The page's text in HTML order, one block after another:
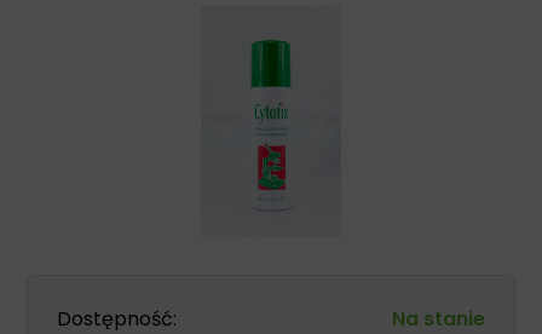
Dostępność: Na stanie